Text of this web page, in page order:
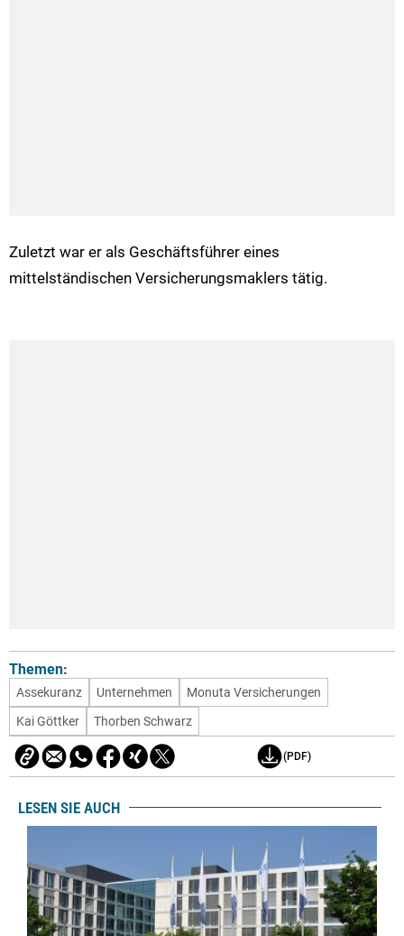
Zuletzt war er als Geschäftsführer eines
mittelständischen Versicherungsmaklers tätig.
Themen:
Assekuranz Unternehmen
Monuta Versicherungen
Kai Göttker
Thorben Schwarz
(PDF)
LESEN SIE AUCH